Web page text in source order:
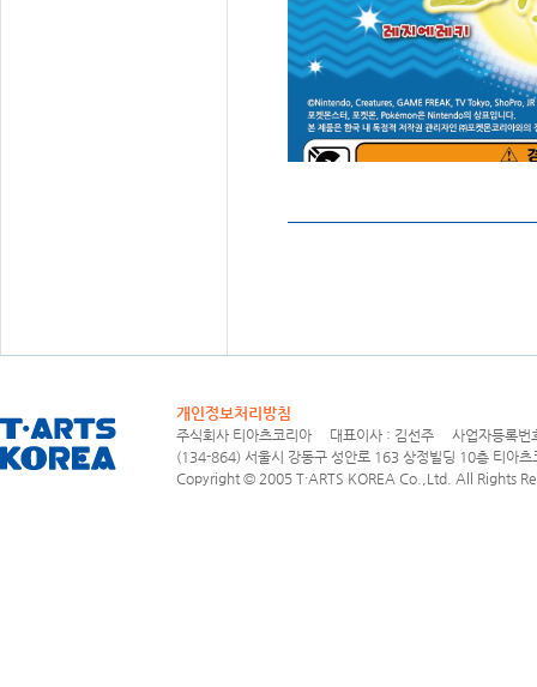
개인정보처리방침
주식회사 티아츠코리아 대표이사 : 김선주 사업자등록
(134-864) 서울시 강동구 성안로 163 상정빌딩 10층
Copyright © 2005 T·ARTS KOREA Co.,Ltd. All Rights